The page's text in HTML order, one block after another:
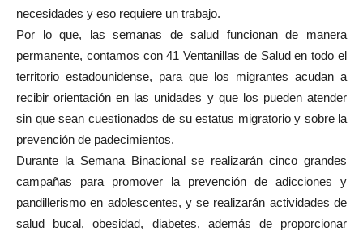
necesidades y eso requiere un trabajo.
Por lo que, las semanas de salud funcionan de manera
permanente, contamos con 41 Ventanillas de Salud en todo el
territorio estadounidense, para que los migrantes acudan a
recibir orientación en las unidades y que los pueden atender
sin que sean cuestionados de su estatus migratorio y sobre la
prevención de padecimientos.
Durante la Semana Binacional se realizarán cinco grandes
campañas para promover la prevención de adicciones y
pandillerismo en adolescentes, y se realizarán actividades de
salud bucal, obesidad, diabetes, además de proporcionar